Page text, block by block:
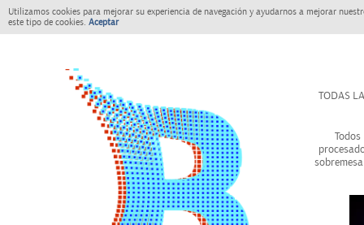
Utilizamos cookies para mejorar su experiencia de navegación y ayudarnos a mejorar
este tipo de cookies. Aceptar
TODAS